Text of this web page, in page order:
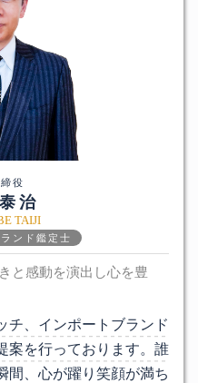
役
治
TAIJI
ンド鑑定士
と感動を演出し心を豊
チ、インポートブランド
案を行っております。誰
間、心が躍り笑顔が満ち